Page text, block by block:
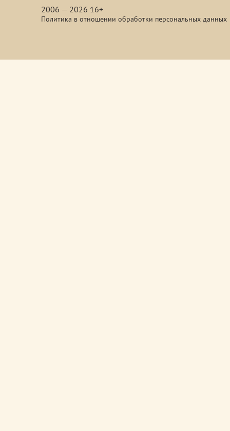
2006 — 2026 16+
Политика в отношении обработки персональных данных